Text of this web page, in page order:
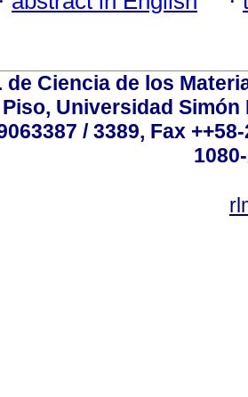
de Ciencia de los
Universidad
/ 3389, Fax